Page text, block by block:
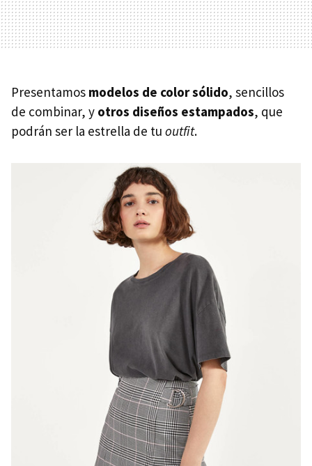
Presentamos modelos de color sólido, sencillos
de combinar, y otros diseños estampados, que
podrán ser la estrella de tu outfit.